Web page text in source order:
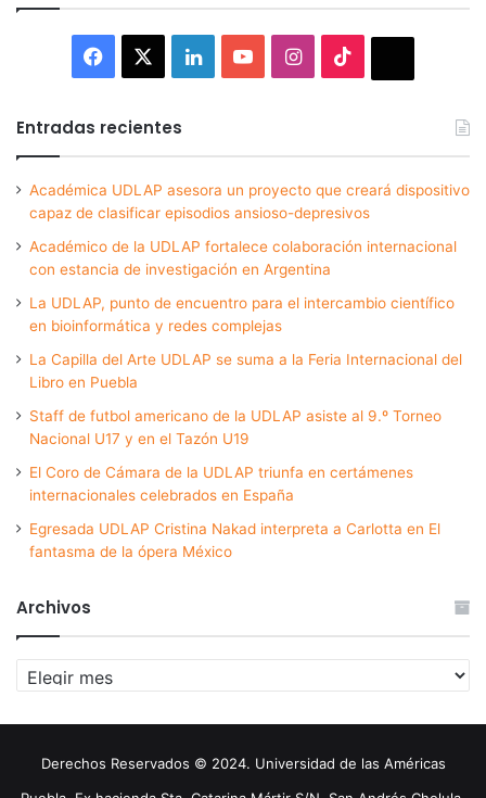
Facebook LinkedInYouTubeInstagram
Entradas recientes
Académica UDLAP asesora un proyecto que creará dispositivo
capaz de clasificar episodios ansioso-depresivos
Académico de la UDLAP fortalece colaboración internacional
con estancia de investigación en Argentina
La UDLAP, punto de encuentro para el intercambio científico
en bioinformática y redes complejas
La Capilla del Arte UDLAP se suma a la Feria Internacional del
Libro en Puebla
Staff de futbol americano de la UDLAP asiste al 9.º Torneo
Nacional U17 y en el Tazón U19
El Coro de Cámara de la UDLAP triunfa en certámenes
internacionales celebrados en España
Egresada UDLAP Cristina Nakad interpreta a Carlotta en El
fantasma de la ópera México
Archivos
Archivos
Derechos Reservados © 2024. Universidad de las Américas